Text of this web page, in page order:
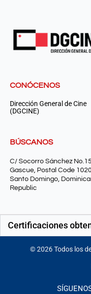
CONÓCENOS
Dirección General de Cine
(DGCINE)
BÚSCANOS
C/ Socorro Sánchez
Gascue, Postal Code
Santo Domingo,
Republic
Certificaciones
©2026Todos los